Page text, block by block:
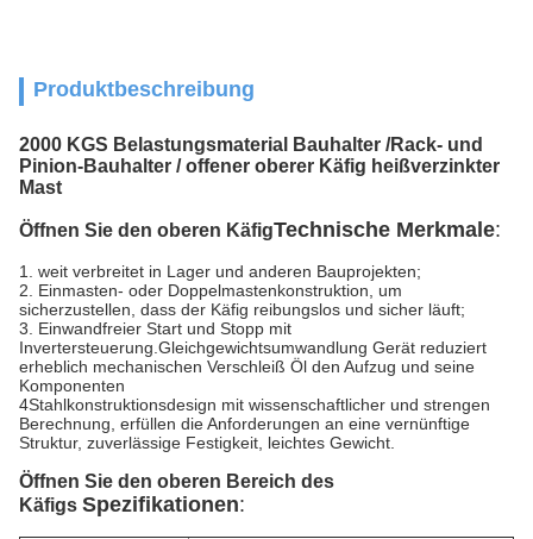
Produktbeschreibung
2000 KGS Belastungsmaterial Bauhalter /Rack- und
Pinion-Bauhalter / offener oberer Käfig heißverzinkter
Mast
Öffnen Sie den oberen KäfigTechnische Merkmale:
1. weit verbreitet in Lager und anderen Bauprojekten;
2. Einmasten- oder Doppelmastenkonstruktion, um
sicherzustellen, dass der Käfig reibungslos und sicher läuft;
3. Einwandfreier Start und Stopp mit
Invertersteuerung. Gleichgewichtsumwandlung Gerät reduziert
erheblich mechanischen Verschleiß Öl den Aufzug und seine
Komponenten
4Stahlkonstruktionsdesign mit wissenschaftlicher und strengen
Berechnung, erfüllen die Anforderungen an eine vernünftige
Struktur, zuverlässige Festigkeit, leichtes Gewicht.
Öffnen Sie den oberen Bereich des
Käfigs Spezifikationen: